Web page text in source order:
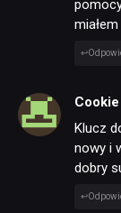
Klucz
nowy i
dobry